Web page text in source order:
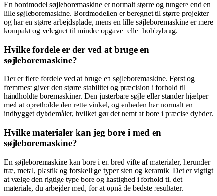
En bordmodel søjleboremaskine er normalt større og tungere end en
lille søjleboremaskine. Bordmodellen er beregnet til større projekter
og har en større arbejdsplade, mens en lille søjleboremaskine er mere
kompakt og velegnet til mindre opgaver eller hobbybrug.
Hvilke fordele er der ved at bruge en
søjleboremaskine?
Der er flere fordele ved at bruge en søjleboremaskine. Først og
fremmest giver den større stabilitet og præcision i forhold til
håndholdte boremaskiner. Den justerbare søjle eller stander hjælper
med at opretholde den rette vinkel, og enheden har normalt en
indbygget dybdemåler, hvilket gør det nemt at bore i præcise dybder.
Hvilke materialer kan jeg bore i med en
søjleboremaskine?
En søjleboremaskine kan bore i en bred vifte af materialer, herunder
træ, metal, plastik og forskellige typer sten og keramik. Det er vigtigt
at vælge den rigtige type bore og hastighed i forhold til det
materiale, du arbejder med, for at opnå de bedste resultater.